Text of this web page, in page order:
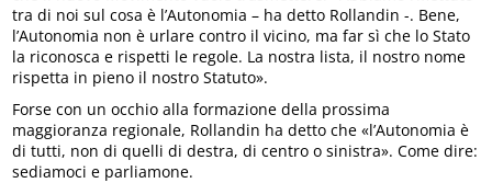
tra di noi sul cosa è l’Autonomia – ha detto Rollandin -. Bene,
l’Autonomia non è urlare contro il vicino, ma far sì che lo Stato
la riconosca e rispetti le regole. La nostra lista, il nostro nome
rispetta in pieno il nostro Statuto».
Forse con un occhio alla formazione della prossima
maggioranza regionale, Rollandin ha detto che «l’Autonomia è
di tutti, non di quelli di destra, di centro o sinistra». Come dire:
sediamoci e parliamone.